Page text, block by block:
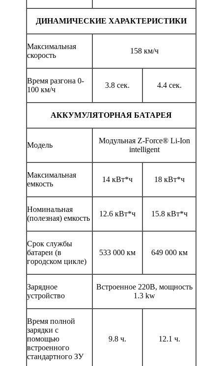
ДИНАМИЧЕСКИЕ ХАРАКТЕРИСТИКИ
Максимальная
скорость
158 км/ч
Время разгона 0-
100 км/ч
3.8 сек. 4.4 сек.
АККУМУЛЯТОРНАЯ БАТАРЕЯ
Модель
Модульная Z-Force® Li-Ion
intelligent
Максимальная
емкость
14 кВт*ч 18 кВт*ч
Номинальная
(полезная) емкость
12.6 кВт*ч 15.8 кВт*ч
Срок службы
батареи (в
городском цикле)
533 000 км 649 000 км
Зарядное
устройство
Встроенное 220В, мощность
1.3 kw
Время полной
зарядки с
помощью
встроенного
стандартного ЗУ
9.8 ч. 12.1 ч.